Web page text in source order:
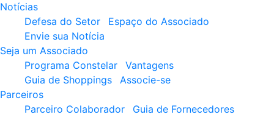
Notícias
Defesa do Setor
Espaço do Associado
Envie sua Notícia
Seja um Associado
Programa Constelar
Vantagens
Guia de Shoppings
Associe-se
Parceiros
Parceiro Colaborador
Guia de Fornecedores